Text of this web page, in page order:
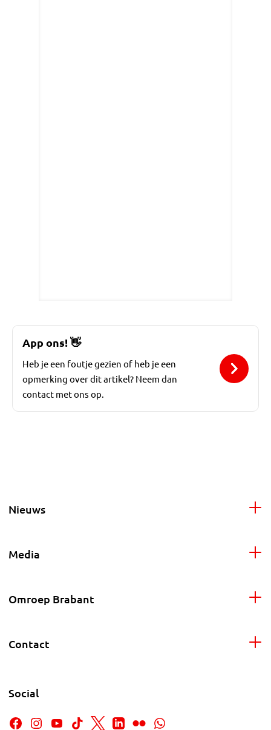
App ons!👋
Heb je een foutje gezien of heb je een
opmerking over dit artikel? Neem dan
contact met ons op.
Nieuws
Media
Omroep Brabant
Contact
Social